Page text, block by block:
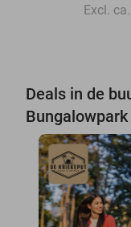
Excl.
Deals in de